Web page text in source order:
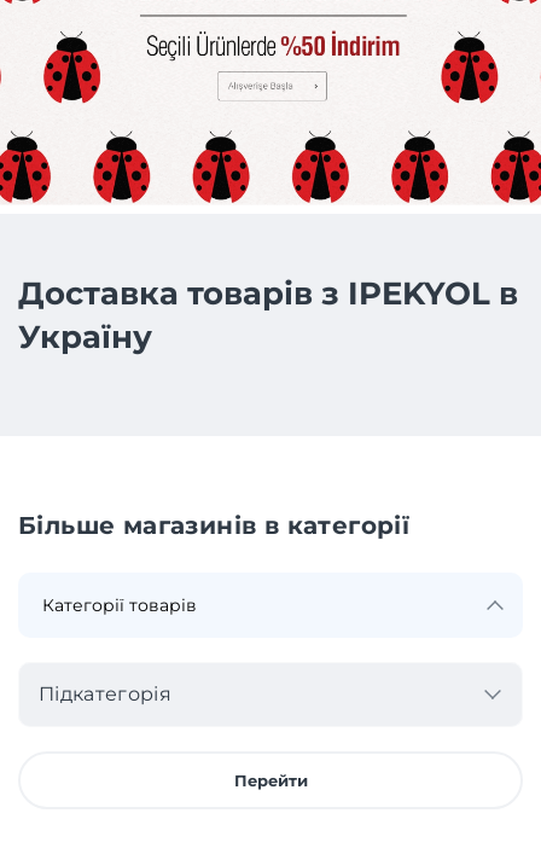
Доставка товарів з IPEKYOL в
Україну
Більше магазинів в категорії
Підкатегорія
Перейти